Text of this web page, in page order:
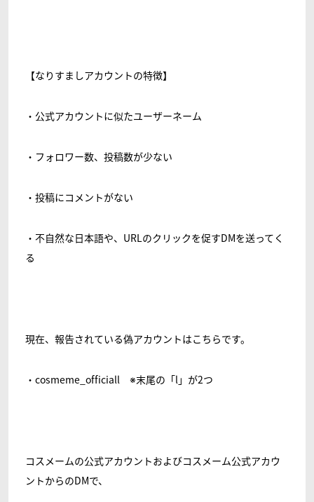
【なりすましアカウントの特徴】
・公式アカウントに似たユーザーネーム
・フォロワー数、投稿数が少ない
・投稿にコメントがない
・不自然な日本語や、URLのクリックを促すDMを送ってく
る
現在、報告されている偽アカウントはこちらです。
・cosmeme_officiall ※末尾の「l」が2つ
コスメームの公式アカウントおよびコスメーム公式アカウ
ントからのDMで、